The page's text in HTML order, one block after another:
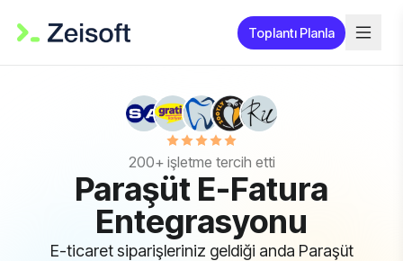
Toplantı Planla
200+ işletme tercih etti
Paraşüt E-Fatura
Entegrasyonu
E-ticaret siparişleriniz geldiği anda Paraşüt